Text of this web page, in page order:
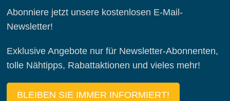
Abonniere jetzt unsere kostenlosen E-Mail-
Newsletter!
Exklusive Angebote nur für Newsletter-Abonnenten,
tolle Nähtipps, Rabattaktionen und vieles mehr!
BLEIBEN SIE IMMER INFORMIERT!